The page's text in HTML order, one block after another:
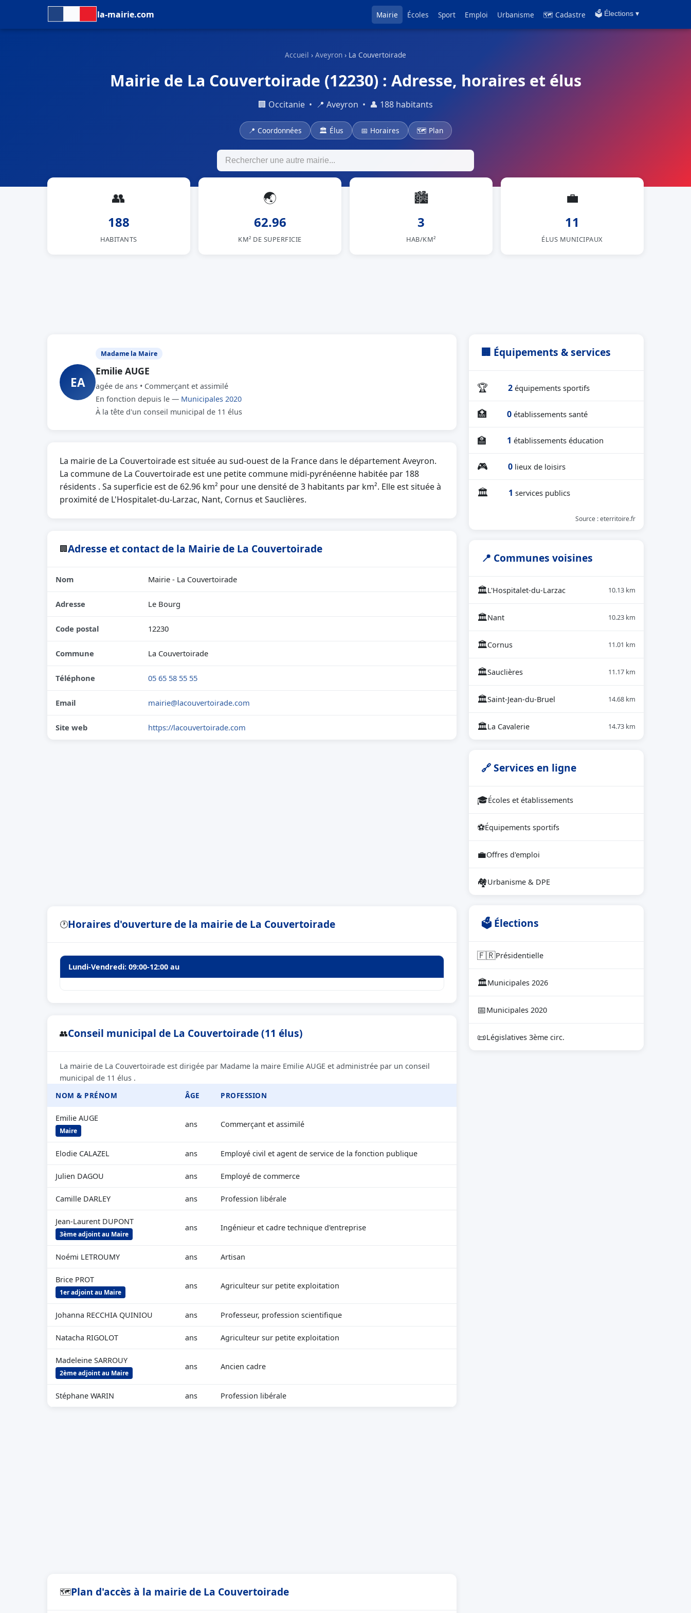
la-mairie.com Mairie Écoles Sport Emploi Urbanisme 🗺 Cadastre 🗳️ Élections ▾
Accueil › Aveyron › La Couvertoirade
Mairie de La Couvertoirade (12230) : Adresse, horaires et élus
🏢 Occitanie • 📍 Aveyron • 👤 188 habitants
📍 Coordonnées 🏛 Élus 📅 Horaires 🗺 Plan
👥
188
HABITANTS
🌏
62.96
KM² DE SUPERFICIE
🏙
3
HAB/KM²
💼
11
ÉLUS MUNICIPAUX
EA
Madame la Maire
Emilie AUGE
agée de ans • Commerçant et assimilé
En fonction depuis le — Municipales 2020
À la tête d'un conseil municipal de 11 élus
La mairie de La Couvertoirade est située au sud-ouest de la France dans le département Aveyron.
La commune de La Couvertoirade est une petite commune midi-pyrénéenne habitée par 188
résidents . Sa superficie est de 62.96 km² pour une densité de 3 habitants par km². Elle est située à
proximité de L'Hospitalet-du-Larzac, Nant, Cornus et Sauclières.
🏢Adresse et contact de la Mairie de La Couvertoirade
Nom Mairie - La Couvertoirade
Adresse Le Bourg
Code postal 12230
Commune La Couvertoirade
Téléphone 05 65 58 55 55
Email mairie@lacouvertoirade.com
Site web https://lacouvertoirade.com
🕐Horaires d'ouverture de la mairie de La Couvertoirade
Lundi-Vendredi: 09:00-12:00 au
👥Conseil municipal de La Couvertoirade (11 élus)
La mairie de La Couvertoirade est dirigée par Madame la maire Emilie AUGE et administrée par un conseil
municipal de 11 élus .
NOM & PRÉNOM
ÂGE PROFESSION
Emilie AUGE
Maire
ans Commerçant et assimilé
Elodie CALAZEL ans Employé civil et agent de service de la fonction publique
Julien DAGOU ans Employé de commerce
Camille DARLEY ans Profession libérale
Jean-Laurent DUPONT
3ème adjoint au Maire
ans Ingénieur et cadre technique d'entreprise
Noémi LETROUMY ans Artisan
Brice PROT
1er adjoint au Maire
ans Agriculteur sur petite exploitation
Johanna RECCHIA QUINIOU ans Professeur, profession scientifique
Natacha RIGOLOT ans Agriculteur sur petite exploitation
Madeleine SARROUY
2ème adjoint au Maire
ans Ancien cadre
Stéphane WARIN ans Profession libérale
🗺Plan d'accès à la mairie de La Couvertoirade
🏢 Équipements & services
🏆 2 équipements sportifs
🏥 0 établissements santé
🏫 1 établissements éducation
🎮 0 lieux de loisirs
🏛 1 services publics
Source : eterritoire.fr
📍 Communes voisines
🏛L'Hospitalet-du-Larzac 10.13 km
🏛Nant 10.23 km
🏛Cornus 11.01 km
🏛Sauclières 11.17 km
🏛Saint-Jean-du-Bruel 14.68 km
🏛La Cavalerie 14.73 km
🔗 Services en ligne
🎓Écoles et établissements
⚽Équipements sportifs
💼Offres d'emploi
🏘Urbanisme & DPE
🗳 Élections
🇫🇷Présidentielle
🏛Municipales 2026
📅Municipales 2020
📜Législatives 3ème circ.